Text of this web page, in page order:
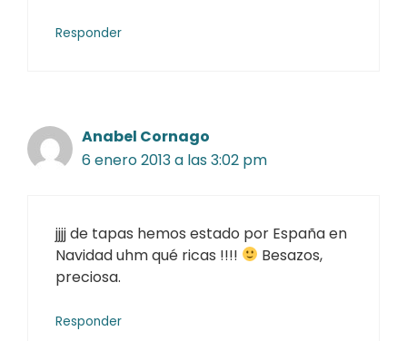
Responder
Anabel Cornago
6 enero 2013 a las 3:02 pm
jjjj de tapas hemos estado por España en
Navidad uhm qué ricas !!!!
Besazos,
preciosa.
Responder